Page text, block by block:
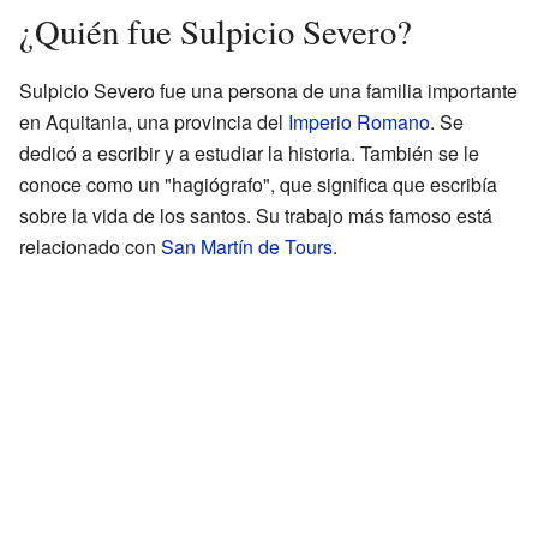
¿Quién fue Sulpicio Severo?
Sulpicio Severo fue una persona de una familia importante
en Aquitania, una provincia del Imperio Romano. Se
dedicó a escribir y a estudiar la historia. También se le
conoce como un "hagiógrafo", que significa que escribía
sobre la vida de los santos. Su trabajo más famoso está
relacionado con San Martín de Tours.